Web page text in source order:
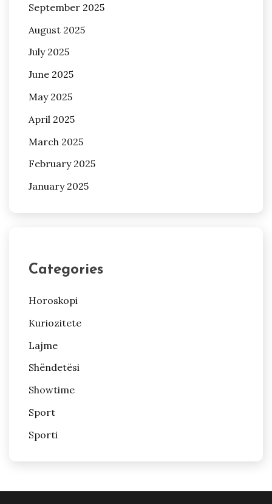
September 2025
August 2025
July 2025
June 2025
May 2025
April 2025
March 2025
February 2025
January 2025
Categories
Horoskopi
Kuriozitete
Lajme
Shëndetësi
Showtime
Sport
Sporti